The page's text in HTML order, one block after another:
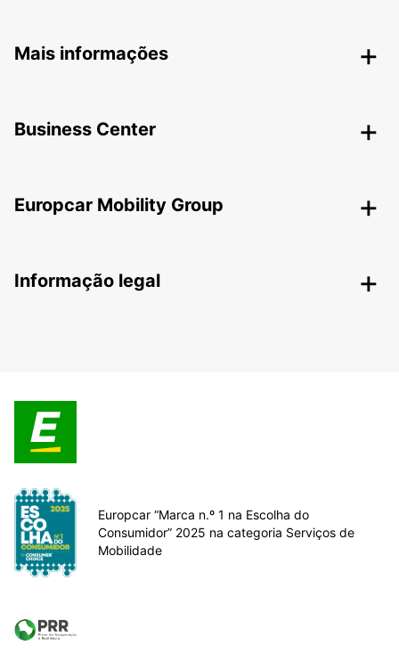
Mais informações
Business Center
Europcar Mobility Group
Informação legal
Europcar “Marca n.º 1 na Escolha do
Consumidor” 2025 na categoria Serviços de
Mobilidade